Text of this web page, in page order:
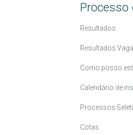
Processo
Resultados
Resultados
Como posso
Calendário de
Processos
Cotas